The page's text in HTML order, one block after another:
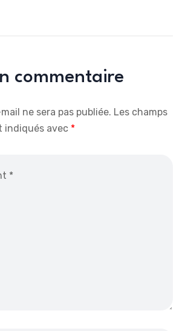
commentaire
ne sera pas publiée. Les champs
indiqués avec *